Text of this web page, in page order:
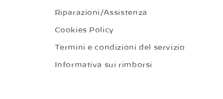
Riparazioni/Assistenza
Cookies Policy
Termini e condizioni del servizio
Informativa sui rimborsi